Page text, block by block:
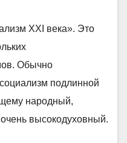
XXI века». Это
Обычно
подлинной
народный,
высокодуховный.